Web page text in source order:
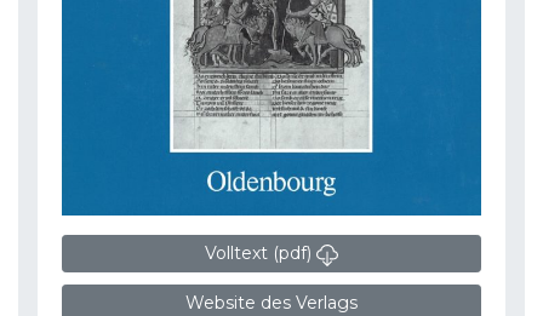
Volltext (pdf)
Website des Verlags